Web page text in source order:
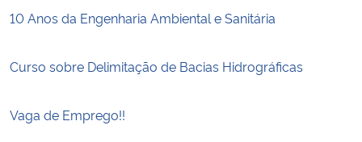
10 Anos da Engenharia Ambiental e Sanitária
Curso sobre Delimitação de Bacias Hidrográficas
Vaga de Emprego!!